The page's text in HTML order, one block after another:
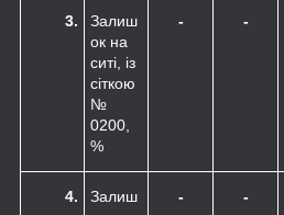
3.
Залиш
ок на
ситі, із
сіткою
№
0200,
%
- -
4.
Залиш
- -